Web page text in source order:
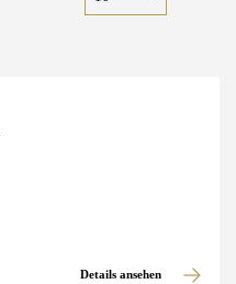
Details ansehen